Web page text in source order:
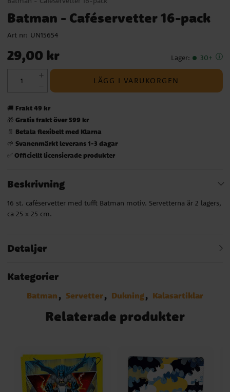
Batman - Caféservetter 16-pack
Art nr: UN15654
Pris: 29,00 kr
29,00 kr Lager: 30+
LÄGG I VARUKORGEN
🚚 Frakt 49 kr
🎁 Gratis frakt över 599 kr
📄 Betala flexibelt med Klarna
🌱 Svanenmärkt leverans 1-3 dagar
✅ Officiellt licensierade produkter
Beskrivning
16 st. caféservetter med tufft Batman motiv. Servetterna är 2 lagers,
ca 25 x 25 cm.
Detaljer
Kategorier
Batman Servetter Dukning Kalasartiklar
Relaterade produkter